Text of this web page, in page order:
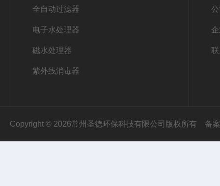
全自动过滤器
电子水处理器
磁水处理器
紫外线消毒器
Copyright © 2026常州圣德环保科技有限公司版权所有 备